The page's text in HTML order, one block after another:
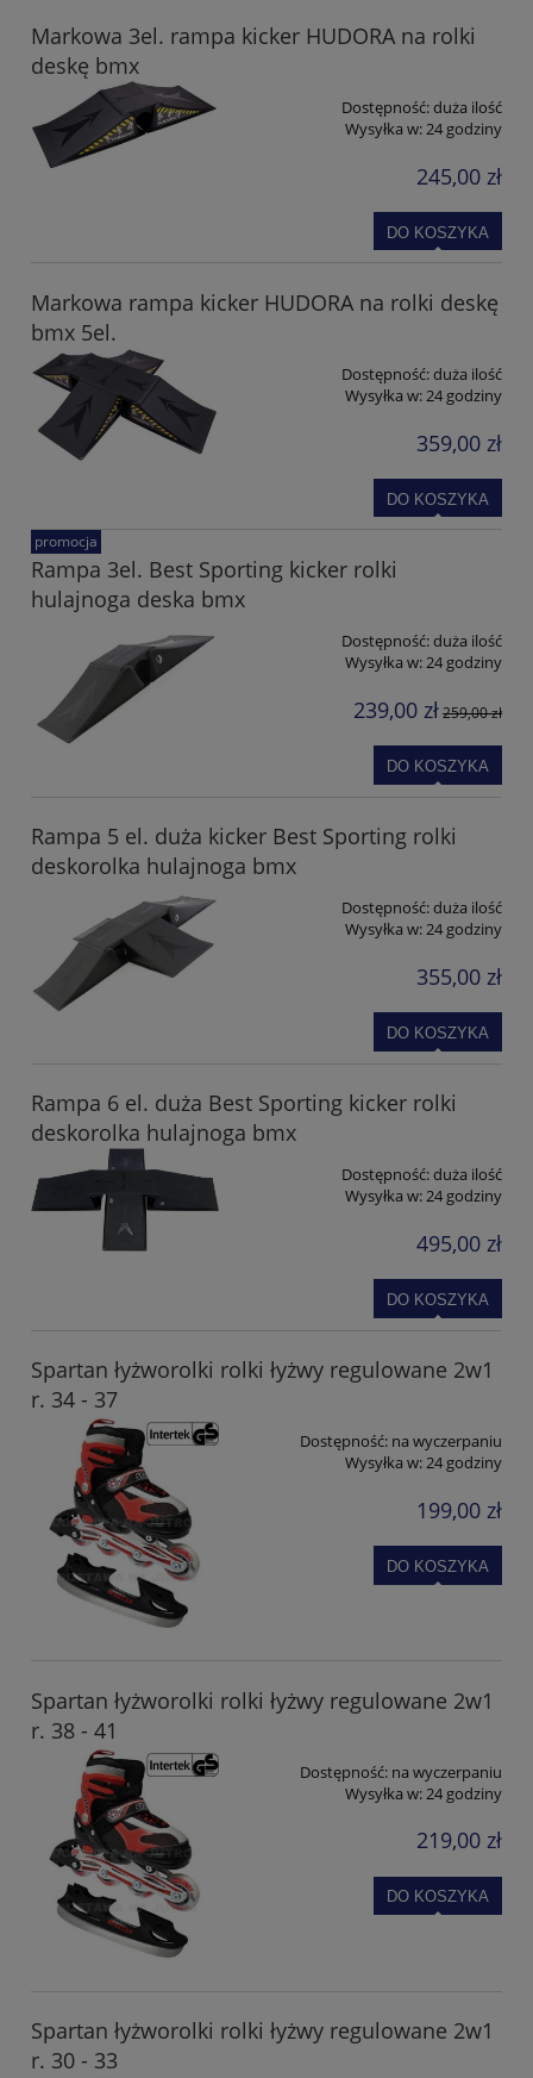
Markowa 3el. rampa kicker HUDORA na rolki
deskę bmx
Dostępność:duża ilość
Wysyłka w:24 godziny
245,00 zł
DO KOSZYKA
Markowa rampa kicker HUDORA na rolki deskę
bmx 5el.
Dostępność:duża ilość
Wysyłka w:24 godziny
359,00 zł
DO KOSZYKA
Rampa 3el. Best Sporting kicker rolki
hulajnoga deska bmx
Dostępność:duża ilość
Wysyłka w:24 godziny
239,00 zł259,00 zł
DO KOSZYKA
promocja
Rampa 5 el. duża kicker Best Sporting rolki
deskorolka hulajnoga bmx
Dostępność:duża ilość
Wysyłka w:24 godziny
355,00 zł
DO KOSZYKA
Rampa 6 el. duża Best Sporting kicker rolki
deskorolka hulajnoga bmx
Dostępność:duża ilość
Wysyłka w:24 godziny
495,00 zł
DO KOSZYKA
Spartan łyżworolki rolki łyżwy regulowane 2w1
r. 34 - 37
Dostępność: na wyczerpaniu
Wysyłka w:24 godziny
199,00 zł
DO KOSZYKA
Spartan łyżworolki rolki łyżwy regulowane 2w1
r. 38 - 41
Dostępność: na wyczerpaniu
Wysyłka w:24 godziny
219,00 zł
DO KOSZYKA
Spartan łyżworolki rolki łyżwy regulowane 2w1
r. 30 - 33